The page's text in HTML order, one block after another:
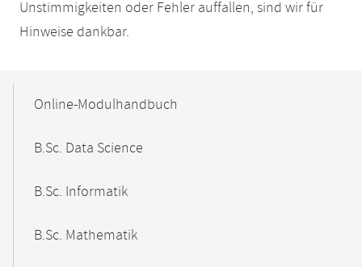
Unstimmigkeiten oder Fehler auffallen, sind wir für
Hinweise dankbar.
NavigationOnline-Modulhandbuch
B.Sc. Data Science
B.Sc. Informatik
B.Sc. Mathematik